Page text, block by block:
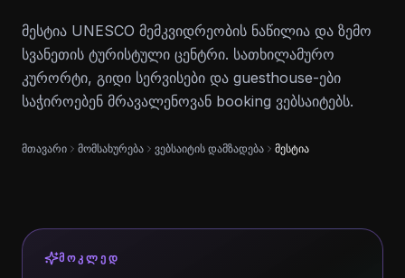
მესტია UNESCO მემკვიდრეობის ნაწილია და ზემო
სვანეთის ტურისტული ცენტრი. სათხილამურო
კურორტი, გიდი სერვისები და guesthouse-ები
საჭიროებენ მრავალენოვან booking ვებსაიტებს.
მთავარი მომსახურება ვებსაიტის დამზადება მესტია
ᲛᲝᲙᲚᲔᲓ